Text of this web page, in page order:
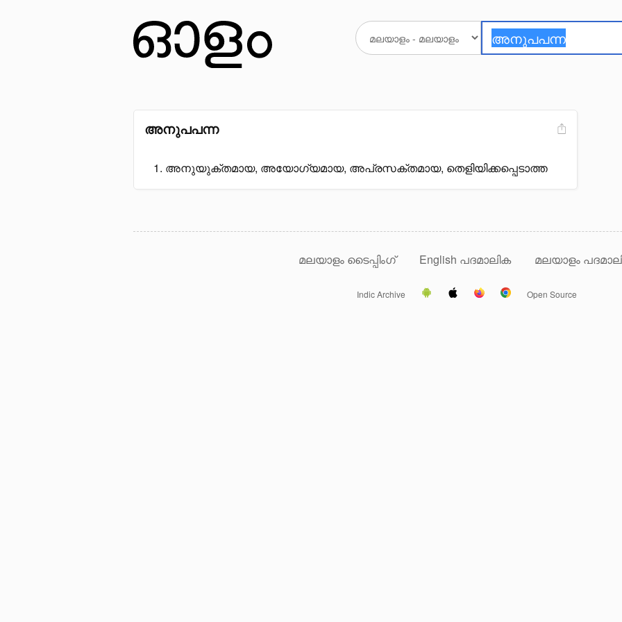
അനുപപന്ന
അനുയുക്തമായ, അയോഗ്യമായ, അപ്രസക്തമായ, തെളിയിക്കപ്പെടാത്ത
മലയാളം ടൈപ്പിംഗ് English പദമാലിക മലയാളം
Indic Archive Open Source